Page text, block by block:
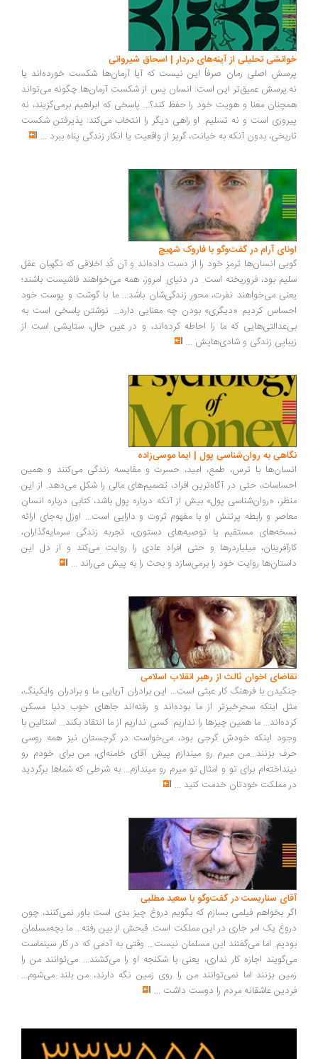
تحلیلی از آینه‌های دردار | اسحاق شیروانی
اصلی رمان صرفاً این نیست که آیا آرمان‌ها شکست خورده‌اند یا
عمیق‌تر این است: انسان پس از شکست آرمان‌ها چگونه می‌تواند
معنا و هویت خود را حفظ کند؟... پاسخی که ابراهیم برمی‌گزیند، نه
است و نه تسلیم. او راهی دیگر را انتخاب می‌کند: پذیرفتن شکست
بدون آنکه به خیانت، گریز از واقعیت یا انکار زندگی پناه ببرد...
آرام در گفت‌وگو با فاروک شهیچ‭
انسان‌ها ترمزِ خود را از دست داده‌اند و آن کُدِ اخلاقی که نگهبان عقل
بود، فروریخته است. در دنیای امروز، همه می‌خواهند فاشیست باشند؛
می‌خواهند نفرت، محورِ زندگی‌شان باشد... ما با گوشت و پوست خود
کردیم «دیگری» بودن چه معنایی دارد... نوشتن پاسخی است به
که ما را احاطه کرده‌اند، و در عین حال، ستایشی است از
زندگی و شادی‌هایش...
به روان‌شناسی پول | ایما موسی‌زاده
با ترس، طمع، امید، حسرت و مقایسه زندگی می‌کنند و همین
حتی در آگاه‌ترین افراد، تصمیم‌های مالی را شکل می‌دهد. از این
«روان‌شناسی پول» بیش از آنکه درباره پول باشد، کتابی درباره انسان
و رابطه پرتنش او با مفهوم ثروت و دارایی است... اوزل به‌جای ارائه
مستقیم یا توصیه‌های دستوری، تجربه زندگی سرمایه‌گذاران،
میلیاردرها و حتی افراد عادی را روایت می‌کند و از دل این
روایت خود را برمی‌سازد و بحث را به پیش می‌راند ...
اخوان ثالث از رهبر انقلاب اسلامی
با فرهنگ کار عبثی است... این برادران آریایی ما و برادران وایکینگ،
اینکه سحرخیزتر از ما بوده‌اند و رفته‌اند جاهای خوب دنیا مسکن
ما همین چیزها را نداریم. کسی نداریم از ما انتقاد بکند... استالین با
اینکه خودش گرجی بود، می‌خواست در گرجستان نیز همه روسی
بزنند...من میرم رو میندازم پیش آقای خامنه‌ای، من برای خودم رو
برای تو و امثال تو میرم رو میندازم... به شرطی که شماها برگردید
مملکت خودتان خدمت کنید...
سناریست در گفت‌وگو با سعید مطلبی
بخواهم فیلمی بسازم که بگویم دروغ چیز بدی است باور نمی‌کنند، چون
یک امر جاری در این مملکت است. قبحش از بین رفته... ما بچه‌مسلمان
اما می‌گفتند این مسلمان نیست... وقتی به آدمی که در کار سینماست
اجازه کار نداری، یعنی با شکنجه او را می‌کشند... می‌توانند من را
بزنند اما نمی‌توانند من را روی زمین نگه دارند، من بلند می‌شوم...
عاشقانه مردم را دوست داشت ...